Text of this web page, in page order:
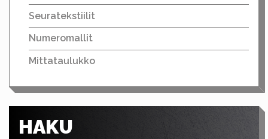
Seuratekstiilit
Numeromallit
Mittataulukko
HAKU